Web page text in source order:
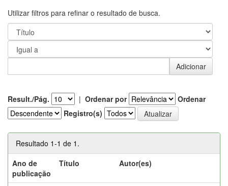
Utilizar filtros para refinar o resultado de busca.
Result./Pág. | Ordenar por
Ordenar
Registro(s)
Resultado 1-1 de 1.
Ano de
publicação
Título Autor(es)